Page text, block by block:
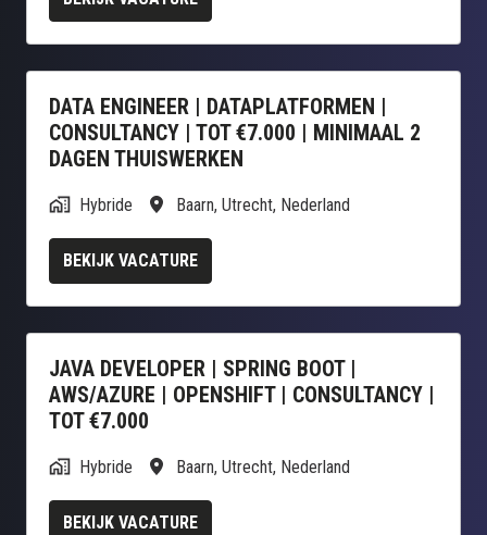
DATA ENGINEER | DATAPLATFORMEN |
CONSULTANCY | TOT €7.000 | MINIMAAL 2
DAGEN THUISWERKEN
Hybride Baarn, Utrecht, Nederland
BEKIJK VACATURE
JAVA DEVELOPER | SPRING BOOT |
AWS/AZURE | OPENSHIFT | CONSULTANCY |
TOT €7.000
Hybride Baarn, Utrecht, Nederland
BEKIJK VACATURE